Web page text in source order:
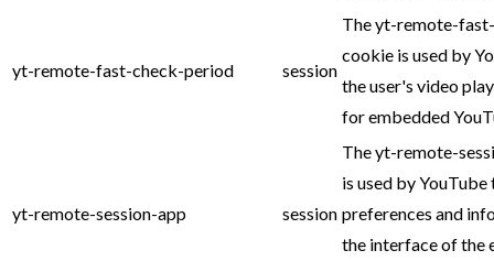
yt-remote-fast-check-period session
The yt-remote-
cookie is used by
the user's video
for embedded
yt-remote-session-app session
The yt-remote-
is used by
preferences and
the interface of the